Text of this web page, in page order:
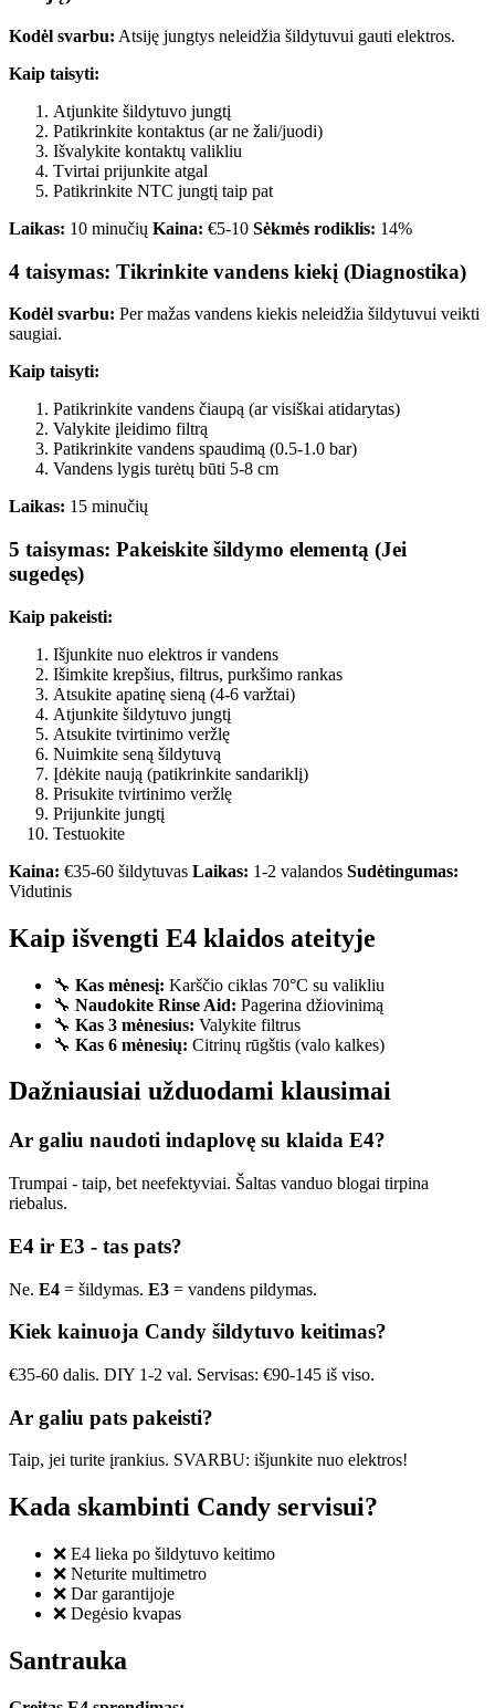
Kodėl svarbu: Atsiję jungtys neleidžia šildytuvui gauti elektros.
Kaip taisyti:
Atjunkite šildytuvo jungtį
Patikrinkite kontaktus (ar ne žali/juodi)
Išvalykite kontaktų valikliu
Tvirtai prijunkite atgal
Patikrinkite NTC jungtį taip pat
Laikas: 10 minučių Kaina: €5-10 Sėkmės rodiklis: 14%
4 taisymas: Tikrinkite vandens kiekį (Diagnostika)
Kodėl svarbu: Per mažas vandens kiekis neleidžia šildytuvui veikti
saugiai.
Kaip taisyti:
Patikrinkite vandens čiaupą (ar visiškai atidarytas)
Valykite įleidimo filtrą
Patikrinkite vandens spaudimą (0.5-1.0 bar)
Vandens lygis turėtų būti 5-8 cm
Laikas: 15 minučių
5 taisymas: Pakeiskite šildymo elementą (Jei
sugedęs)
Kaip pakeisti:
Išjunkite nuo elektros ir vandens
Išimkite krepšius, filtrus, purkšimo rankas
Atsukite apatinę sieną (4-6 varžtai)
Atjunkite šildytuvo jungtį
Atsukite tvirtinimo veržlę
Nuimkite seną šildytuvą
Įdėkite naują (patikrinkite sandariklį)
Prisukite tvirtinimo veržlę
Prijunkite jungtį
Testuokite
Kaina: €35-60 šildytuvas Laikas: 1-2 valandos Sudėtingumas:
Vidutinis
Kaip išvengti E4 klaidos ateityje
🔧 Kas mėnesį: Karščio ciklas 70°C su valikliu
🔧 Naudokite Rinse Aid: Pagerina džiovinimą
🔧 Kas 3 mėnesius: Valykite filtrus
🔧 Kas 6 mėnesių: Citrinų rūgštis (valo kalkes)
Dažniausiai užduodami klausimai
Ar galiu naudoti indaplovę su klaida E4?
Trumpai - taip, bet neefektyviai. Šaltas vanduo blogai tirpina
riebalus.
E4 ir E3 - tas pats?
Ne. E4 = šildymas. E3 = vandens pildymas.
Kiek kainuoja Candy šildytuvo keitimas?
€35-60 dalis. DIY 1-2 val. Servisas: €90-145 iš viso.
Ar galiu pats pakeisti?
Taip, jei turite įrankius. SVARBU: išjunkite nuo elektros!
Kada skambinti Candy servisui?
❌ E4 lieka po šildytuvo keitimo
❌ Neturite multimetro
❌ Dar garantijoje
❌ Degėsio kvapas
Santrauka